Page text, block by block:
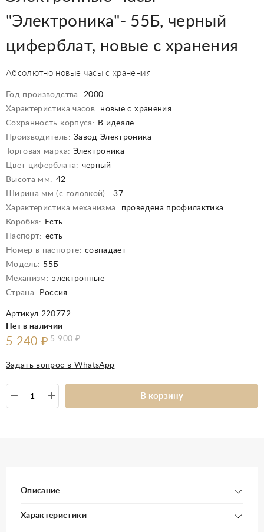
"Электроника"- 55Б, черный
циферблат, новые с хранения
Абсолютно новые часы с хранения
Год производства: 2000
Характеристика часов: новые с хранения
Сохранность корпуса: В идеале
Производитель: Завод Электроника
Торговая марка: Электроника
Цвет циферблата: черный
Высота мм: 42
Ширина мм (с головкой) : 37
Характеристика механизма: проведена профилактика
Коробка:
Есть
Паспорт: есть
Номер в паспорте: совпадает
Модель: 55Б
Механизм: электронные
Страна: Россия
Артикул 220772
Нет в наличии
5 240₽ 5 900₽
Задать вопрос в WhatsApp
В корзину
Описание
Характеристики